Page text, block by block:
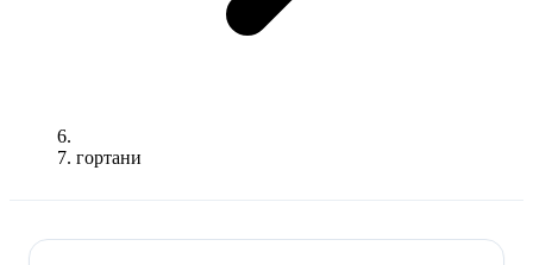
гортани